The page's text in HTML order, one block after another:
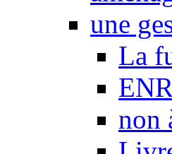
une
La
non